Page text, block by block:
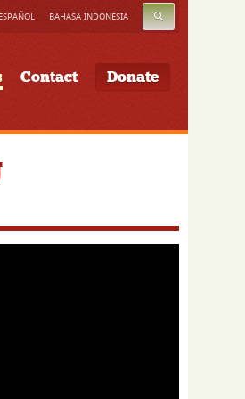
ESPAÑOL BAHASA INDONESIA SEARCH
Contact Donate